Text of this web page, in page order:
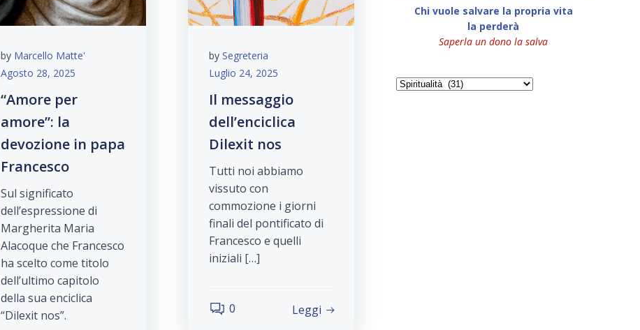
by Marcello Matte'
Agosto 28, 2025
“Amore per
amore”: la
devozione in papa
Francesco
Sul significato
dell’espressione di
Margherita Maria
Alacoque che Francesco
ha scelto come titolo
dell’ultimo capitolo
della sua enciclica
“Dilexit nos”.
by Segreteria
Luglio 24, 2025
Il messaggio
dell’enciclica
Dilexit nos
Tutti noi abbiamo
vissuto con
commozione i giorni
finali del pontificato di
Francesco e quelli
iniziali […]
0 Leggi
Chi vuole salvare la propria vita
la perderà
Saperla un dono la salva
Categorie